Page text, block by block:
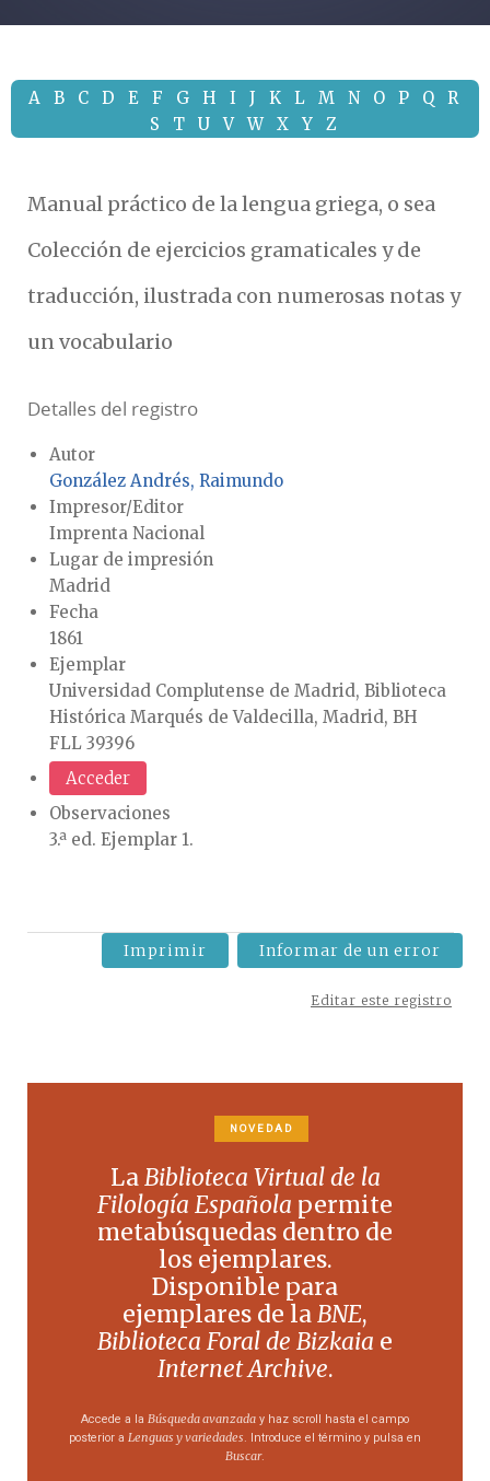
A B C D E F G H I J K L M N O P Q
R
S
T U V W X Y Z
Manual práctico de la lengua griega, o sea
Colección de ejercicios gramaticales y de
traducción, ilustrada con numerosas notas y
un vocabulario
Detalles del registro
Autor
González Andrés, Raimundo
Impresor/Editor
Imprenta Nacional
Lugar de impresión
Madrid
Fecha
1861
Ejemplar
Universidad Complutense de Madrid, Biblioteca
Histórica Marqués de Valdecilla, Madrid, BH
FLL 39396
Acceder
Observaciones
3.ª ed. Ejemplar 1.
Imprimir Informar de un error
Editar este registro
NOVEDAD
LaBiblioteca Virtual de la
Filología Española permite
metabúsquedas dentro de
los ejemplares.
Disponible para
ejemplares de laBNE,
Biblioteca Foral de Bizkaia e
Internet Archive.
Accede a la Búsqueda avanzada y haz scroll hasta el campo
posterior a Lenguas y variedades . Introduce el término y pulsa en
Buscar.